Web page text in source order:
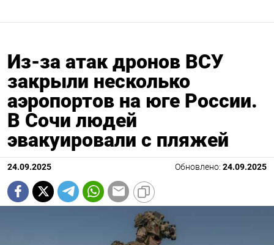
Из-за атак дронов ВСУ
закрыли несколько
аэропортов на юге России.
В Сочи людей
эвакуировали с пляжей
24.09.2025 Обновлено: 24.09.2025